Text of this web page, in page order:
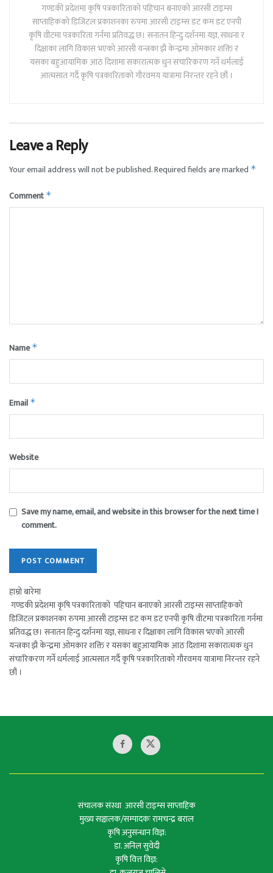
गण्डकी प्रदेशमा कृषि पत्रकारिताको पहिचान बनाएको आरसी टाइम्स
साप्ताहिकको डिजिटल प्रकाशनका रुपमा आरसी टाइम्स डट कम डट एनपी
कृषि वीटमा पत्रकारिता गर्नमा प्रतिवद्ध छ। सनातन हिन्दु दर्शनमा यज्ञ, साधना र
दिक्षाका लागि विकास भएको आरसी यन्त्रका झै केन्द्रमा ओमकार शक्ति र
यसका बहुआयामिक आठ दिशामा सकारात्मक धुन संचारिकरण गर्ने धर्मलाई
आत्मसात गर्दै कृषि पत्रकारिताको गौरवमय यात्रामा निरन्तर रहने छौं ।
Leave a Reply
Your email address will not be published.Required fields are marked *
Comment *
Name*
Email *
Website
Save my name, email, and website in this browser for the next time I
comment.
हाम्रो बारेमा
गण्डकी प्रदेशमा कृषि पत्रकारिताको पहिचान बनाएको आरसी टाइम्स साप्ताहिकको
डिजिटल प्रकाशनका रुपमा आरसी टाइम्स डट कम डट एनपी कृषि वीटमा पत्रकारिता गर्नमा
प्रतिवद्ध छ। सनातन हिन्दु दर्शनमा यज्ञ, साधना र दिक्षाका लागि विकास भएको आरसी
यन्त्रका झै केन्द्रमा ओमकार शक्ति र यसका बहुआयामिक आठ दिशामा सकारात्मक धुन
संचारिकरण गर्ने धर्मलाई आत्मसात गर्दै कृषि पत्रकारिताको गौरवमय यात्रामा निरन्तर रहने
छौं ।
संचालक संस्था आरसी टाइम्स साप्ताहिक
मुख्य सञ्चालक/सम्पादकः रामचन्द्र बराल
कृषि अनुसन्धान विज्ञ:
डा. अनिल सुवेदी
कृषि वित्त विज्ञ: